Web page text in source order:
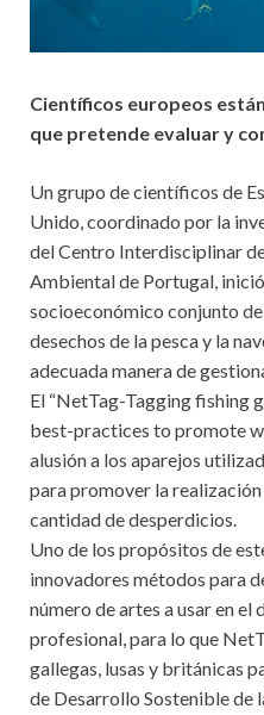
Científicos europeos
que pretende evaluar y
Un grupo de científicos de
Unido, coordinado por la
del Centro Interdisciplinar
Ambiental de Portugal,
socioeconómico conjunto de
desechos de la pesca y la
adecuada manera de
El “NetTag-Tagging fishing
best-practices to promote
alusión a los aparejos
para promover la
cantidad de desperdicios.
Uno de los propósitos de
innovadores métodos para
número de artes a usar en el
profesional, para lo que
gallegas, lusas y británicas
de Desarrollo Sostenible de